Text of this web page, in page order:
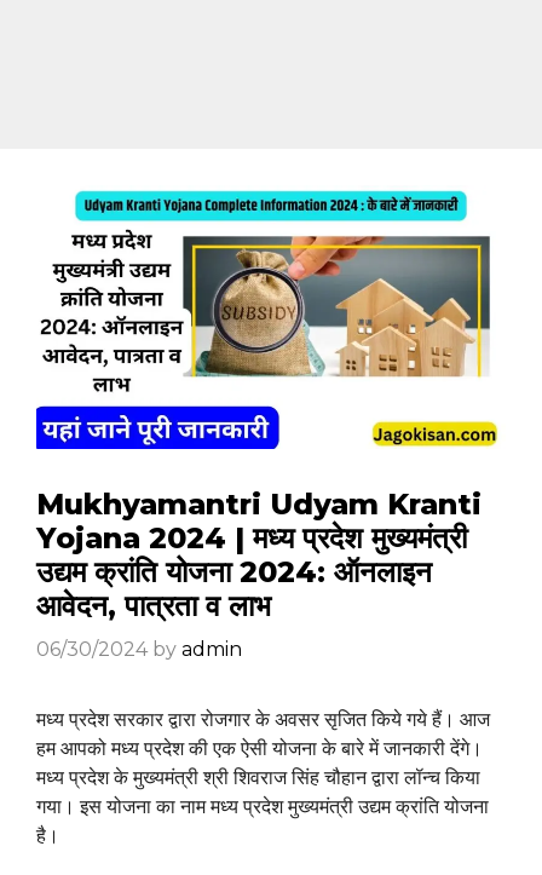
Mukhyamantri Udyam Kranti
Yojana 2024 | मध्य प्रदेश मुख्यमंत्री
उद्यम क्रांति योजना 2024: ऑनलाइन
आवेदन, पात्रता व लाभ
06/30/2024 by admin
मध्य प्रदेश सरकार द्वारा रोजगार के अवसर सृजित किये गये हैं। आज
हम आपको मध्य प्रदेश की एक ऐसी योजना के बारे में जानकारी देंगे।
मध्य प्रदेश के मुख्यमंत्री श्री शिवराज सिंह चौहान द्वारा लॉन्च किया
गया। इस योजना का नाम मध्य प्रदेश मुख्यमंत्री उद्यम क्रांति योजना
है।